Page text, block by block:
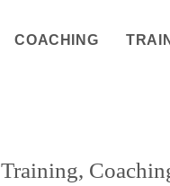
COACHING
Training,